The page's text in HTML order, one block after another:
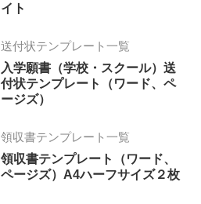
イト
送付状テンプレート一覧
入学願書（学校・スクール）送
付状テンプレート（ワード、ペ
ージズ）
領収書テンプレート一覧
領収書テンプレート（ワード、
ページズ）A4ハーフサイズ２枚